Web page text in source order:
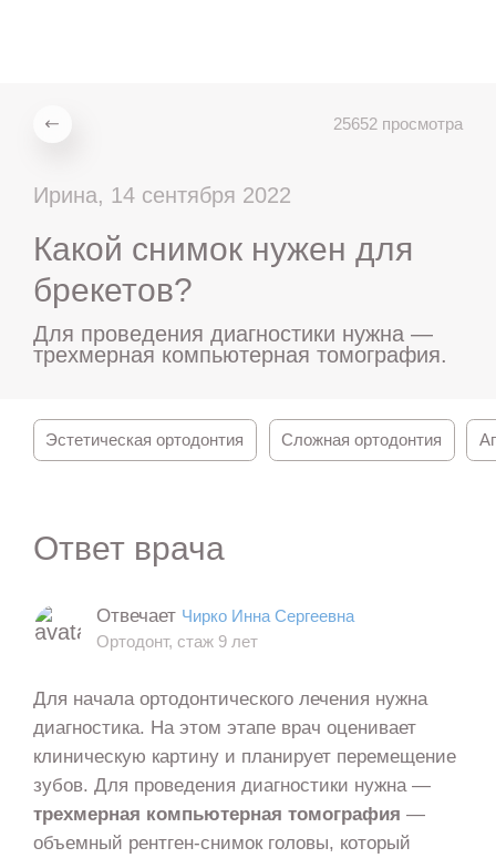
25652 просмотра
Ирина, 14 сентября 2022
Какой снимок нужен для
брекетов?
Для проведения диагностики нужна —
трехмерная компьютерная томография.
Эстетическая ортодонтия Сложная ортодонтия
Ответ врача
Отвечает Чирко Инна Сергеевна
Ортодонт, стаж 9 лет
Для начала ортодонтического лечения нужна
диагностика. На этом этапе врач оценивает
клиническую картину и планирует перемещение
зубов. Для проведения диагностики нужна —
трехмерная компьютерная томография —
объемный рентген-снимок головы, который